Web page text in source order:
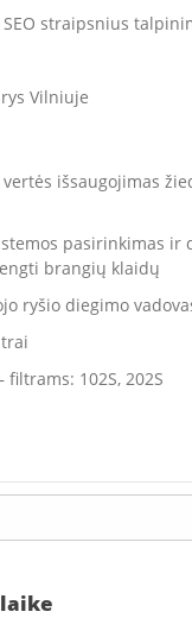
straipsnius
Vilniuje
išsaugojimas
pasirinkimas ir
brangių klaidų
ryšio diegimo
filtrams: 102S, 202S